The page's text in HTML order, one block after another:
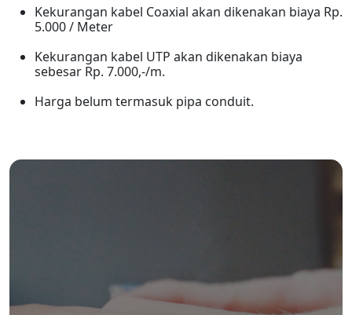
Kekurangan kabel Coaxial akan dikenakan biaya Rp.
5.000 / Meter
Kekurangan kabel UTP akan dikenakan biaya
sebesar Rp. 7.000,-/m.
Harga belum termasuk pipa conduit.